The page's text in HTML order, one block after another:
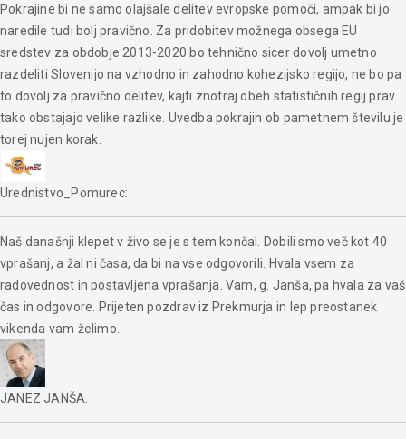
Pokrajine bi ne samo olajšale delitev evropske pomoči, ampak bi jo
naredile tudi bolj pravično. Za pridobitev možnega obsega EU
sredstev za obdobje 2013-2020 bo tehnično sicer dovolj umetno
razdeliti Slovenijo na vzhodno in zahodno kohezijsko regijo, ne bo pa
to dovolj za pravično delitev, kajti znotraj obeh statističnih regij prav
tako obstajajo velike razlike. Uvedba pokrajin ob pametnem številu je
torej nujen korak.
Urednistvo_Pomurec:
Naš današnji klepet v živo se je s tem končal. Dobili smo več kot 40
vprašanj, a žal ni časa, da bi na vse odgovorili. Hvala vsem za
radovednost in postavljena vprašanja. Vam, g. Janša, pa hvala za vaš
čas in odgovore. Prijeten pozdrav iz Prekmurja in lep preostanek
vikenda vam želimo.
JANEZ JANŠA: